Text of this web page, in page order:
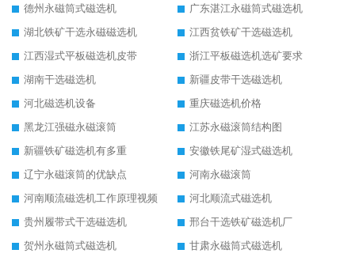
德州永磁筒式磁选机
广东湛江永磁筒式磁选机
湖北铁矿干选永磁磁选机
江西贫铁矿干选磁选机
江西湿式平板磁选机皮带
浙江平板磁选机选矿要求
湖南干选磁选机
新疆皮带干选磁选机
河北磁选机设备
重庆磁选机价格
黑龙江强磁永磁滚筒
江苏永磁滚筒结构图
新疆铁矿磁选机有多重
安徽铁尾矿湿式磁选机
辽宁永磁滚筒的优缺点
河南永磁滚筒
河南顺流磁选机工作原理视频
河北顺流式磁选机
贵州履带式干选磁选机
邢台干选铁矿磁选机厂
贺州永磁筒式磁选机
甘肃永磁筒式磁选机